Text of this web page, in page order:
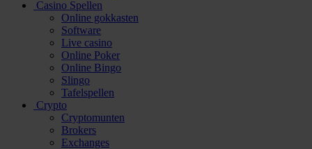
Casino Spellen
Online gokkasten
Software
Live casino
Online Poker
Online Bingo
Slingo
Tafelspellen
Crypto
Cryptomunten
Brokers
Exchanges